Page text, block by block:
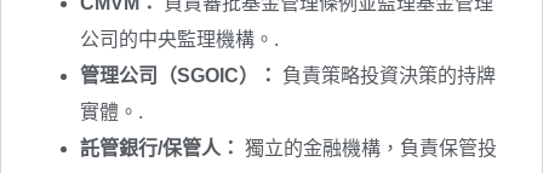
公司的中央監理機構。.
管理公司（SGOIC）：
負責策略投資決策的持牌
實體。.
託管銀行/保管人： 獨立的金融機構，負責保管投